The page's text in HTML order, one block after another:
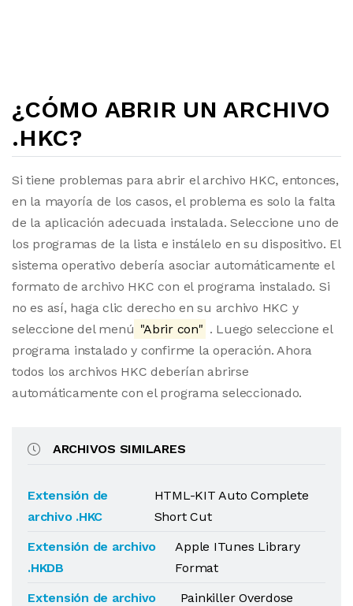
¿CÓMO ABRIR UN ARCHIVO
.HKC?
Si tiene problemas para abrir el archivo HKC, entonces,
en la mayoría de los casos, el problema es solo la falta
de la aplicación adecuada instalada. Seleccione uno de
los programas de la lista e instálelo en su dispositivo. El
sistema operativo debería asociar automáticamente el
formato de archivo HKC con el programa instalado. Si
no es así, haga clic derecho en su archivo HKC y
seleccione del menú "Abrir con" . Luego seleccione el
programa instalado y confirme la operación. Ahora
todos los archivos HKC deberían abrirse
automáticamente con el programa seleccionado.
ARCHIVOS SIMILARES
Extensión de
archivo .HKC
HTML-KIT Auto Complete
Short Cut
Extensión de archivo
.HKDB
Apple ITunes Library
Format
Extensión de archivo
Painkiller Overdose